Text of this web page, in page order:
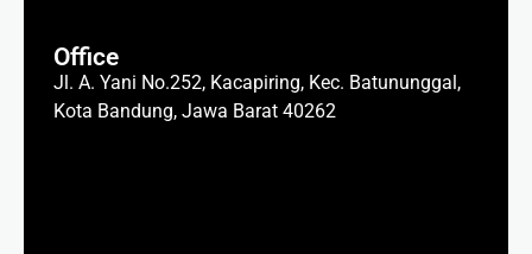
Office
Jl. A. Yani No.252, Kacapiring, Kec. Batununggal,
Kota Bandung, Jawa Barat 40262